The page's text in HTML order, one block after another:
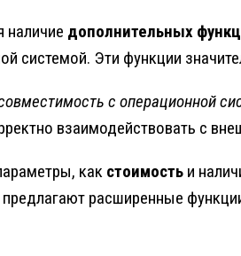
дополнительных
системой. Эти функции
с операционной
взаимодействовать с
как стоимость и
расширенные